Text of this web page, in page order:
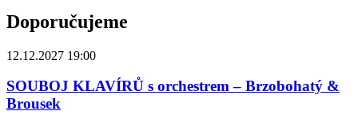
Doporučujeme
12.12.2027 19:00
SOUBOJ KLAVÍRŮ s orchestrem – Brzobohatý &
Brousek